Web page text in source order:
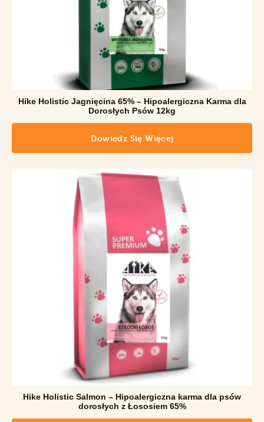
Hike Holistic Jagnięcina 65% – Hipoalergiczna Karma dla
Dorosłych Psów 12kg
Dowiedz Się Więcej
Hike Holistic Salmon – Hipoalergiczna karma dla psów
dorosłych z Łososiem 65%